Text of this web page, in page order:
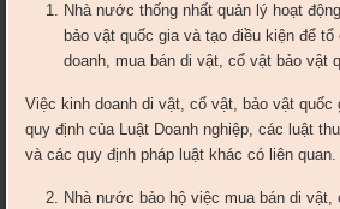
Nhà nước thống nhất quản lý hoạt
bảo vật quốc gia và tạo điều kiện để
doanh, mua bán di vật, cổ vật bảo vật
Việc kinh doanh di vật, cổ vật, bảo vật quốc
quy định của Luật Doanh nghiệp, các luật
và các quy định pháp luật khác có liên quan.
Nhà nước bảo hộ việc mua bán di